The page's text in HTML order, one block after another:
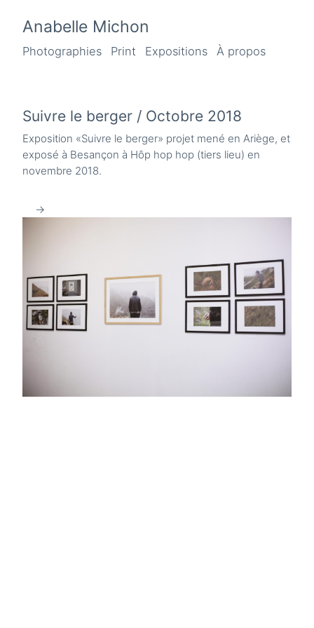
Anabelle Michon
Photographies Print Expositions À propos
Suivre le berger / Octobre 2018
Exposition «Suivre le berger» projet mené en Ariège, et
exposé à Besançon à Hôp hop hop (tiers lieu) en
novembre 2018.
→